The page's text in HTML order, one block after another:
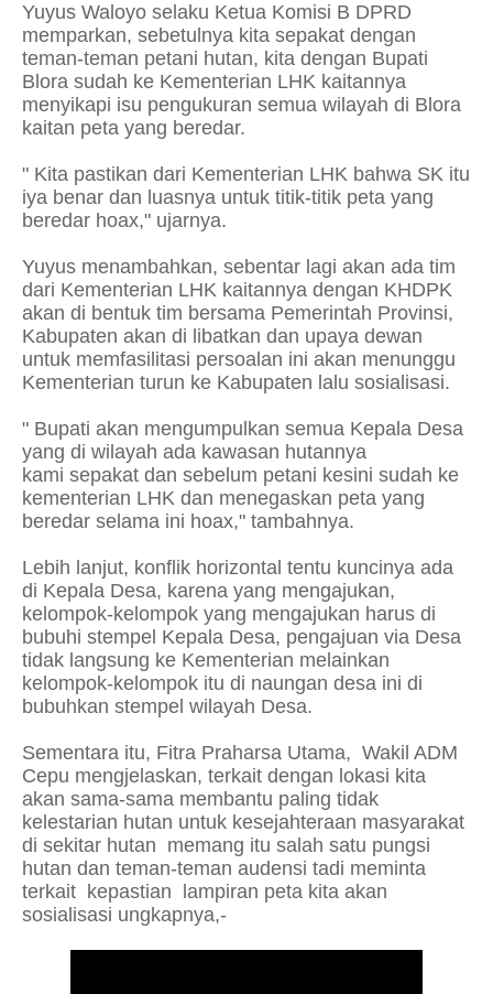
Yuyus Waloyo selaku Ketua Komisi B DPRD
memparkan, sebetulnya kita sepakat dengan
teman-teman petani hutan, kita dengan Bupati
Blora sudah ke Kementerian LHK kaitannya
menyikapi isu pengukuran semua wilayah di Blora
kaitan peta yang beredar.
" Kita pastikan dari Kementerian LHK bahwa SK itu
iya benar dan luasnya untuk titik-titik peta yang
beredar hoax," ujarnya.
Yuyus menambahkan, sebentar lagi akan ada tim
dari Kementerian LHK kaitannya dengan KHDPK
akan di bentuk tim bersama Pemerintah Provinsi,
Kabupaten akan di libatkan dan upaya dewan
untuk memfasilitasi persoalan ini akan menunggu
Kementerian turun ke Kabupaten lalu sosialisasi.
" Bupati akan mengumpulkan semua Kepala Desa
yang di wilayah ada kawasan hutannya
kami sepakat dan sebelum petani kesini sudah ke
kementerian LHK dan menegaskan peta yang
beredar selama ini hoax," tambahnya.
Lebih lanjut, konflik horizontal tentu kuncinya ada
di Kepala Desa, karena yang mengajukan,
kelompok-kelompok yang mengajukan harus di
bubuhi stempel Kepala Desa, pengajuan via Desa
tidak langsung ke Kementerian melainkan
kelompok-kelompok itu di naungan desa ini di
bubuhkan stempel wilayah Desa.
Sementara itu, Fitra Praharsa Utama, Wakil ADM
Cepu mengjelaskan, terkait dengan lokasi kita
akan sama-sama membantu paling tidak
kelestarian hutan untuk kesejahteraan masyarakat
di sekitar hutan memang itu salah satu pungsi
hutan dan teman-teman audensi tadi meminta
terkait kepastian lampiran peta kita akan
sosialisasi ungkapnya,-